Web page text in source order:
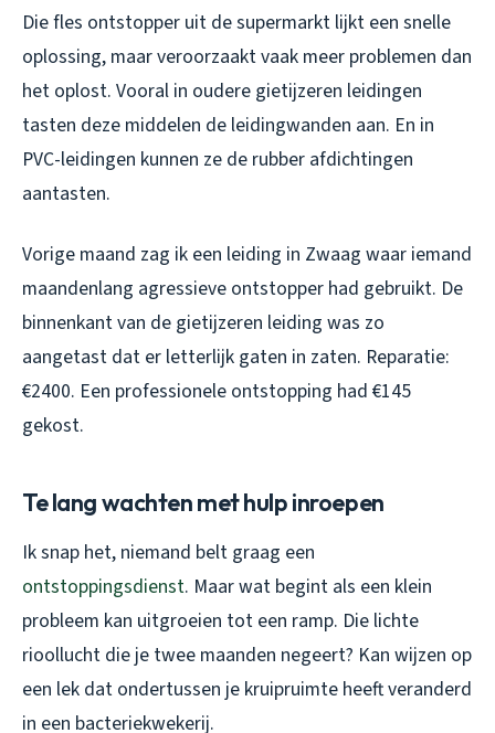
Die fles ontstopper uit de supermarkt lijkt een snelle
oplossing, maar veroorzaakt vaak meer problemen dan
het oplost. Vooral in oudere gietijzeren leidingen
tasten deze middelen de leidingwanden aan. En in
PVC-leidingen kunnen ze de rubber afdichtingen
aantasten.
Vorige maand zag ik een leiding in Zwaag waar iemand
maandenlang agressieve ontstopper had gebruikt. De
binnenkant van de gietijzeren leiding was zo
aangetast dat er letterlijk gaten in zaten. Reparatie:
€2400. Een professionele ontstopping had €145
gekost.
Te lang wachten met hulp inroepen
Ik snap het, niemand belt graag een
ontstoppingsdienst. Maar wat begint als een klein
probleem kan uitgroeien tot een ramp. Die lichte
rioollucht die je twee maanden negeert? Kan wijzen op
een lek dat ondertussen je kruipruimte heeft veranderd
in een bacteriekwekerij.